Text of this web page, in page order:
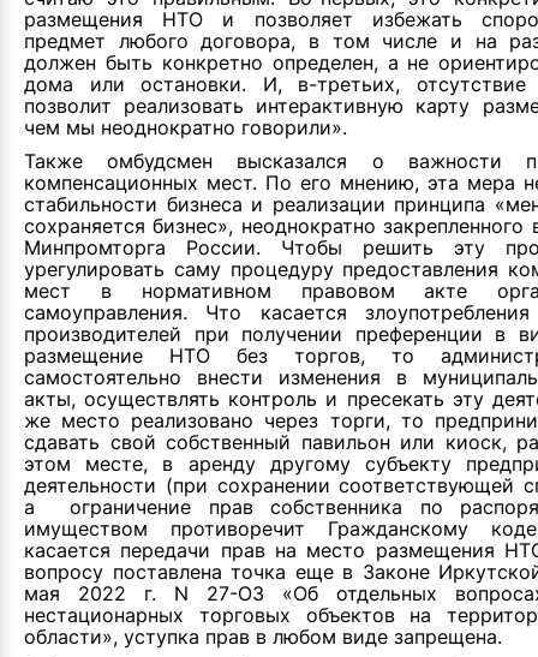
размещения НТО и позволяет избежать
предмет любого договора, в том числе и на
должен быть конкретно определен, а не
дома или остановки. И, в-третьих, отсутствие
позволит реализовать интерактивную карту
чем мы неоднократно говорили».
Также омбудсмен высказался о важности
компенсационных мест. По его мнению, эта мера
стабильности бизнеса и реализации принципа
сохраняется бизнес», неоднократно закрепленного
Минпромторга России. Чтобы решить эту
урегулировать саму процедуру предоставления
мест в нормативном правовом акте
самоуправления. Что касается
производителей при получении преференции в
размещение НТО без торгов, то
самостоятельно внести изменения в
акты, осуществлять контроль и пресекать эту
же место реализовано через торги, то
сдавать свой собственный павильон или киоск,
этом месте, в аренду другому субъекту
деятельности (при сохранении соответствующей
а ограничение прав собственника по
имуществом противоречит Гражданскому
касается передачи прав на место размещения
вопросу поставлена точка еще в Законе
мая 2022 г. N 27-ОЗ «Об отдельных
нестационарных торговых объектов на
области», уступка прав в любом виде запрещена.